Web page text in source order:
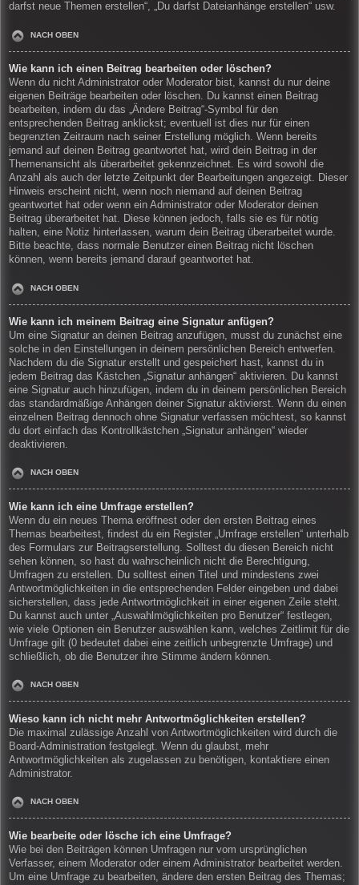
darfst neue Themen erstellen“, „Du darfst Dateianhänge erstellen“ usw.
NACH OBEN
Wie kann ich einen Beitrag bearbeiten oder löschen?
Wenn du nicht Administrator oder Moderator bist, kannst du nur deine
eigenen Beiträge bearbeiten oder löschen. Du kannst einen Beitrag
bearbeiten, indem du das „Ändere Beitrag“-Symbol für den
entsprechenden Beitrag anklickst; eventuell ist dies nur für einen
begrenzten Zeitraum nach seiner Erstellung möglich. Wenn bereits
jemand auf deinen Beitrag geantwortet hat, wird dein Beitrag in der
Themenansicht als überarbeitet gekennzeichnet. Es wird sowohl die
Anzahl als auch der letzte Zeitpunkt der Bearbeitungen angezeigt. Dieser
Hinweis erscheint nicht, wenn noch niemand auf deinen Beitrag
geantwortet hat oder wenn ein Administrator oder Moderator deinen
Beitrag überarbeitet hat. Diese können jedoch, falls sie es für nötig
halten, eine Notiz hinterlassen, warum dein Beitrag überarbeitet wurde.
Bitte beachte, dass normale Benutzer einen Beitrag nicht löschen
können, wenn bereits jemand darauf geantwortet hat.
NACH OBEN
Wie kann ich meinem Beitrag eine Signatur anfügen?
Um eine Signatur an deinen Beitrag anzufügen, musst du zunächst eine
solche in den Einstellungen in deinem persönlichen Bereich entwerfen.
Nachdem du die Signatur erstellt und gespeichert hast, kannst du in
jedem Beitrag das Kästchen „Signatur anhängen“ aktivieren. Du kannst
eine Signatur auch hinzufügen, indem du in deinem persönlichen Bereich
das standardmäßige Anhängen deiner Signatur aktivierst. Wenn du einen
einzelnen Beitrag dennoch ohne Signatur verfassen möchtest, so kannst
du dort einfach das Kontrollkästchen „Signatur anhängen“ wieder
deaktivieren.
NACH OBEN
Wie kann ich eine Umfrage erstellen?
Wenn du ein neues Thema eröffnest oder den ersten Beitrag eines
Themas bearbeitest, findest du ein Register „Umfrage erstellen“ unterhalb
des Formulars zur Beitragserstellung. Solltest du diesen Bereich nicht
sehen können, so hast du wahrscheinlich nicht die Berechtigung,
Umfragen zu erstellen. Du solltest einen Titel und mindestens zwei
Antwortmöglichkeiten in die entsprechenden Felder eingeben und dabei
sicherstellen, dass jede Antwortmöglichkeit in einer eigenen Zeile steht.
Du kannst auch unter „Auswahlmöglichkeiten pro Benutzer“ festlegen,
wie viele Optionen ein Benutzer auswählen kann, welches Zeitlimit für die
Umfrage gilt (0 bedeutet dabei eine zeitlich unbegrenzte Umfrage) und
schließlich, ob die Benutzer ihre Stimme ändern können.
NACH OBEN
Wieso kann ich nicht mehr Antwortmöglichkeiten erstellen?
Die maximal zulässige Anzahl von Antwortmöglichkeiten wird durch die
Board-Administration festgelegt. Wenn du glaubst, mehr
Antwortmöglichkeiten als zugelassen zu benötigen, kontaktiere einen
Administrator.
NACH OBEN
Wie bearbeite oder lösche ich eine Umfrage?
Wie bei den Beiträgen können Umfragen nur vom ursprünglichen
Verfasser, einem Moderator oder einem Administrator bearbeitet werden.
Um eine Umfrage zu bearbeiten, ändere den ersten Beitrag des Themas;